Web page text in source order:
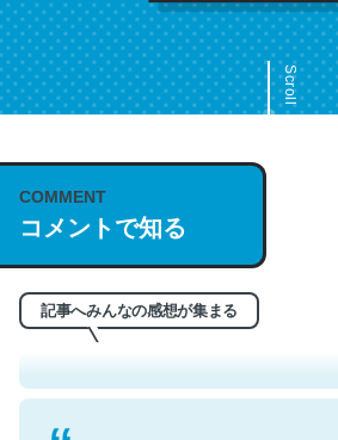
Scroll
COMMENT
コメントで知る
記事へみんなの感想が集まる
これは名文。彼はとてもクレバーなん
う。英語少しでも読める人は原文もお
─今のこの状況が信じられるかい？ by ラーズ